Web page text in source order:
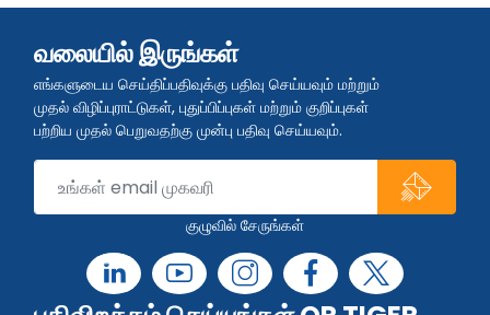
வலையில் இருங்கள்
எங்களுடைய செய்திப்பதிவுக்கு பதிவு செய்யவும் மற்றும்
முதல் விழிப்புராட்டுகள், புதுப்பிப்புகள் மற்றும் குறிப்புகள்
பற்றிய முதல் பெறுவதற்கு முன்பு பதிவு செய்யவும்.
குழுவில் சேருங்கள்